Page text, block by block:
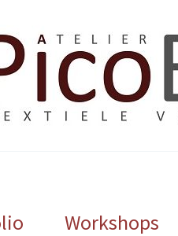
Workshops